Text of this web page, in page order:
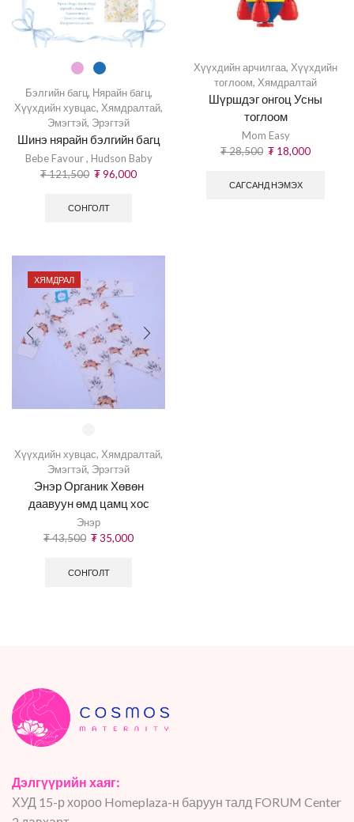
Бэлгийн багц, Нярайн багц,
Хүүхдийн хувцас, Хямдралтай,
Эмэгтэй, Эрэгтэй
Шинэ нярайн бэлгийн багц
Bebe Favour, Hudson Baby
₮121,500 ₮96,000
СОНГОЛТ
Хүүхдийн арчилгаа, Хүүхдийн
тоглоом, Хямдралтай
Шүршдэг онгоц Усны
тоглоом
Mom Easy
₮28,500 ₮ 18,000
САГСАНД НЭМЭХ
ХЯМДРАЛ
Хүүхдийн хувцас, Хямдралтай,
Эмэгтэй, Эрэгтэй
Энэр Органик Хөвөн
даавуун өмд цамц хос
Энэр
₮43,500 ₮35,000
СОНГОЛТ
Дэлгүүрийн хаяг:
ХУД 15-р хороо Homeplaza-н баруун талд FORUM Center